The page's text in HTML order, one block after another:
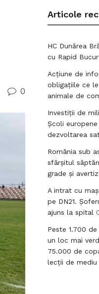
0
Articole
HC Dunărea
cu Rapid
Acțiune de
obligațiile ce
animale de
Investiții de
Școli
dezvoltarea
România sub
sfârșitul
grade și
A intrat cu
pe DN21.
ajuns la spital
Peste 1.700
un loc mai
75.000 de
lecții de mediu